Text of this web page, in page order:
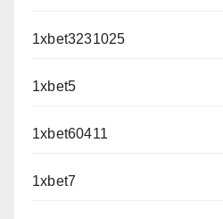
1xbet3231025
1xbet5
1xbet60411
1xbet7